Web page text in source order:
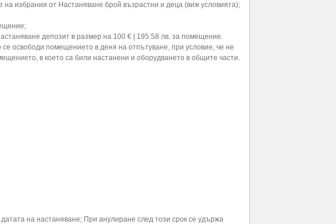
избрания от Настаняване брой възрастни и деца (виж условията);
депозит в размер на 100 € | 195.58 лв. за помещение.
освободи помещението в деня на отпътуване, при условие, че не
в което са били настанени и оборудването в общите части.
на настаняване; При анулиране след този срок се удържа